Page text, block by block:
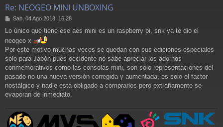
Re: NEOGEO MINI UNBOXING
M
n
s
a
e
Sab, 04 Ago 2018, 16:28
Lo único que tiene ese aes mini es un raspberry pi, snk ya te dio el
neogeo x
Por este motivo muchas veces se quedan con sus ediciones especiales
solo para Japón pues occidente no sabe apreciar los adornos
conmemorativos como las consolas mini, son solo representaciones del
pasado no una nueva versión corregida y aumentada, es solo el factor
nostálgico y nadie está obligado a comprarlos pero extrañamente se
evaporan de inmediato.